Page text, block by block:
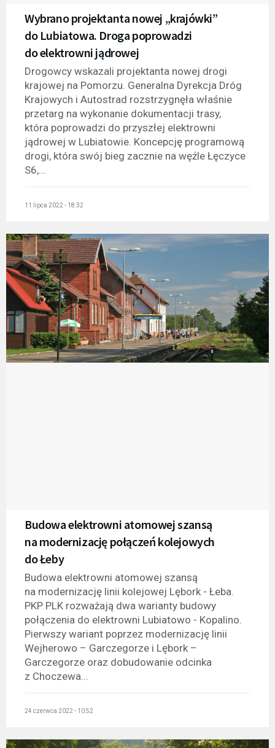
Wybrano projektanta nowej „krajówki”
do Lubiatowa. Droga poprowadzi
do elektrowni jądrowej
Drogowcy wskazali projektanta nowej drogi
krajowej na Pomorzu. Generalna Dyrekcja Dróg
Krajowych i Autostrad rozstrzygnęła właśnie
przetarg na wykonanie dokumentacji trasy,
która poprowadzi do przyszłej elektrowni
jądrowej w Lubiatowie. Koncepcję programową
drogi, która swój bieg zacznie na węźle Łęczyce
S6,...
11 lipca 2022 - 18:32
Budowa elektrowni atomowej szansą
na modernizację połączeń kolejowych
do Łeby
Budowa elektrowni atomowej szansą
na modernizację linii kolejowej Lębork - Łeba.
PKP PLK rozważają dwa warianty budowy
połączenia do elektrowni Lubiatowo - Kopalino.
Pierwszy wariant poprzez modernizację linii
Wejherowo – Garczegorze i Lębork –
Garczegorze oraz dobudowanie odcinka
z Choczewa...
24 czerwca 2022 - 10:52